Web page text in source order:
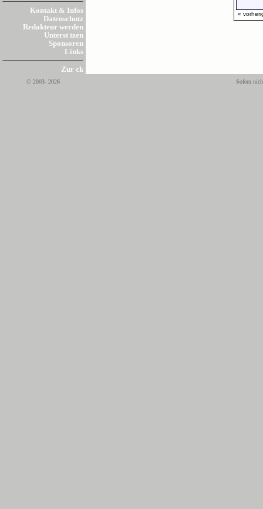
Kontakt & Infos
Datenschutz
Redakteur werden
Unterst tzen
Sponsoren
Links
Zur ck
«
© 2003- 2026 Sofern